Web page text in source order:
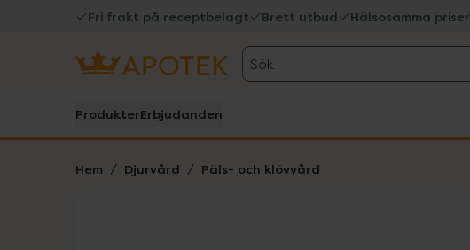
Fri frakt på receptbelagt Brett utbud Hälsosamma priser
Sök
ProdukterErbjudanden
Hem Djurvård Päls- och klövvård